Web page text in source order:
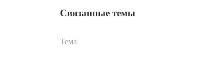
Связанные темы
Тема